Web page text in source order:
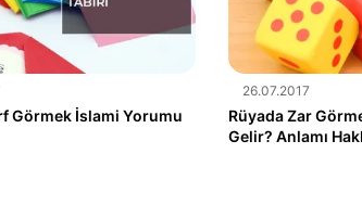
Görmek İslami Yorumu
26.07.2017
Rüyada Zar
Gelir? Anlamı